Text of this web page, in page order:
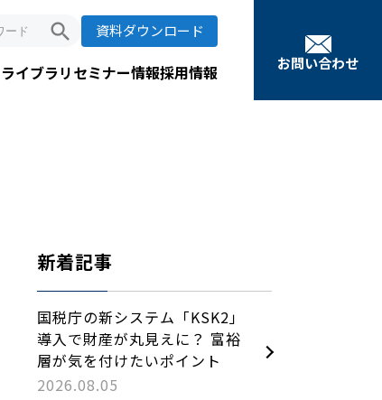
search 資料ダウンロード
ライブラリセミナー情報採用情報 お問い合わせ
新着記事
国税庁の新システム「KSK2」
導入で財産が丸見えに？ 富裕
層が気を付けたいポイント
2026.08.05